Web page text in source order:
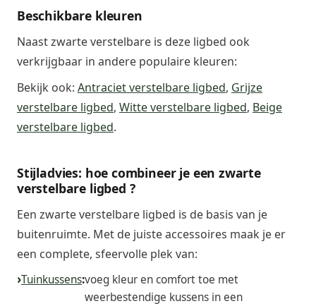
Beschikbare kleuren
Naast zwarte verstelbare is deze ligbed ook
verkrijgbaar in andere populaire kleuren:
Bekijk ook: Antraciet verstelbare ligbed, Grijze
verstelbare ligbed, Witte verstelbare ligbed, Beige
verstelbare ligbed.
Stijladvies: hoe combineer je een zwarte
verstelbare ligbed ?
Een zwarte verstelbare ligbed is de basis van je
buitenruimte. Met de juiste accessoires maak je er
een complete, sfeervolle plek van:
Tuinkussens:voeg kleur en comfort toe met
weerbestendige kussens in een